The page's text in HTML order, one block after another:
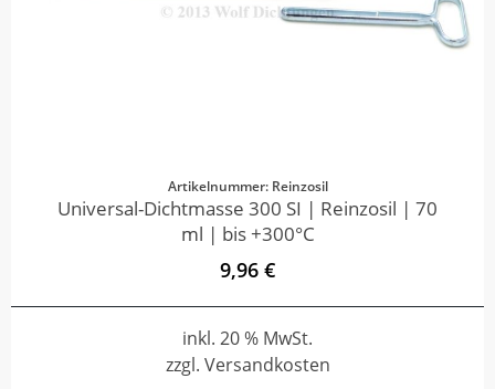
Artikelnummer: Reinzosil
Universal-Dichtmasse 300 SI | Reinzosil | 70
ml | bis +300°C
9,96 €
inkl. 20 % MwSt.
zzgl. Versandkosten